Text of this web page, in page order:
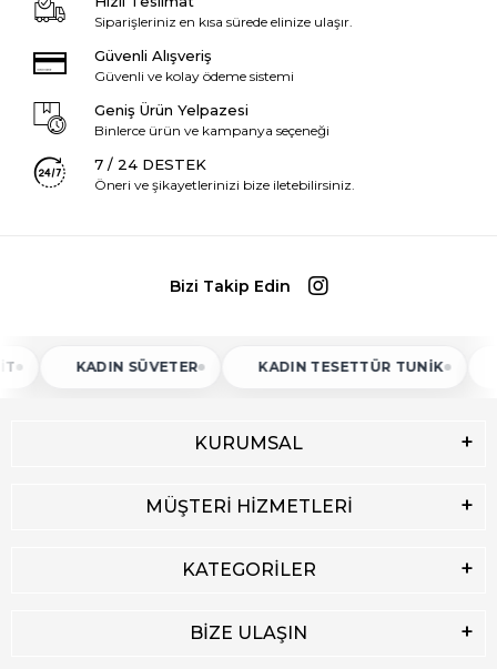
Siparişleriniz en kısa sürede elinize ulaşır.
Güvenli Alışveriş
Güvenli ve kolay ödeme sistemi
Geniş Ürün Yelpazesi
Binlerce ürün ve kampanya seçeneği
7 / 24 DESTEK
Öneri ve şikayetlerinizi bize iletebilirsiniz.
Bizi Takip Edin
KADIN SÜVETER KADIN TESETTÜR TUNIK
KURUMSAL
MÜŞTERİ HİZMETLERİ
KATEGORİLER
BİZE ULAŞIN